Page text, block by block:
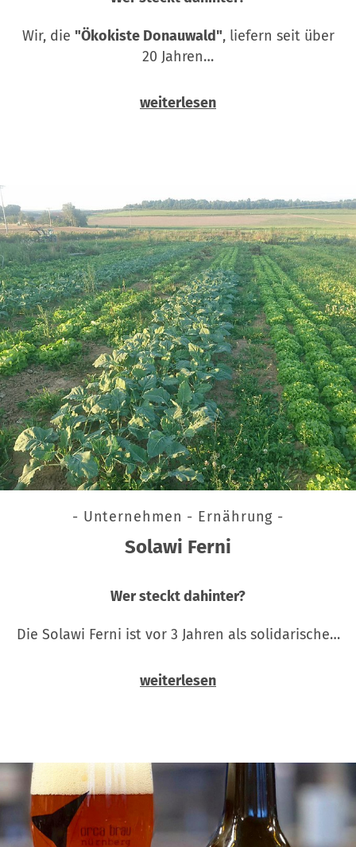
Wir, die "Ökokiste Donauwald", liefern seit über
20 Jahren…
weiterlesen
- Unternehmen - Ernährung -
Solawi Ferni
Wer steckt dahinter?
Die Solawi Ferni ist vor 3 Jahren als solidarische…
weiterlesen